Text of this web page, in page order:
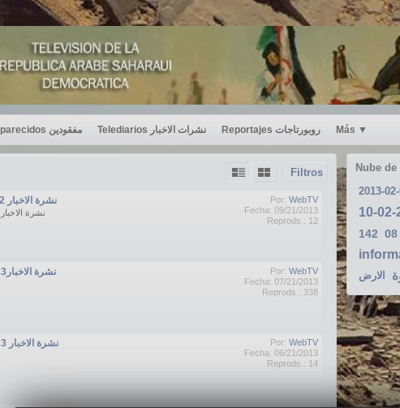
Desaparecidos مفقودين Telediarios نشرات الاخبار Reportajes روبورتاجات Más ▼
Nube de
2013-
142 08
الارض
Filtros
Por: WebTV
Fecha: 09/21/2013
Reprods.: 12
2013 09 22 نشرة الاخبار
2013 09 22 نشرة الاخبار
Por: WebTV
Fecha: 07/21/2013
Reprods.: 338
نشرة الاخبار2013-07-22
Por: WebTV
Fecha: 06/21/2013
Reprods.: 14
نشرة الاخبار 2013-06-22